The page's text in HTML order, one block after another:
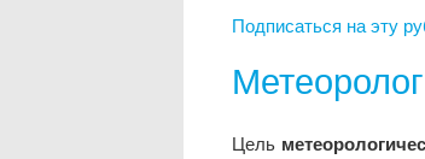
Подписаться на эту
Цель